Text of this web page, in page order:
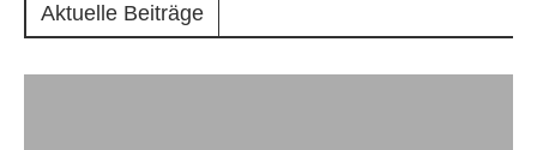
Aktuelle Beiträge